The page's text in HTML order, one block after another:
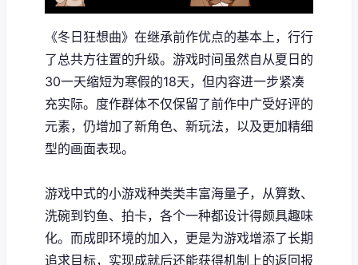
《冬日狂想曲》在继承前作优点的基本上，行行
了总共方往置的升级。游戏时间虽然自从夏日的
30一天缩短为寒假的18天，但内容进一步紧凑
充实际。度作群体不仅保留了前作中广受好评的
元素，仍增加了​​新角色、新玩法​​，以及更加精细
型的画面表现。
游戏中式的小游戏种类类丰富海量子，从算数、
洗碗到钓鱼、拍卡，各个一种都设计得颇具趣味
化。而​​成即环境的加入​​，更是为游戏增添了长期
追求目标，实现成就后还能获得机制上的返回报